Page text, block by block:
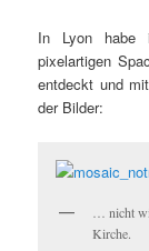
In Lyon habe
pixelartigen
entdeckt und
der Bilder:
… nicht
Kirche.